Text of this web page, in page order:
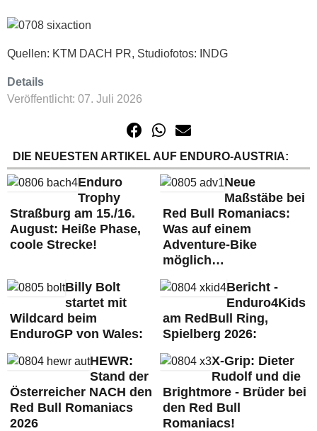
Quellen: KTM DACH PR, Studiofotos: INDG
Details
Veröffentlicht: 07. Juli 2026
DIE NEUESTEN ARTIKEL AUF ENDURO-AUSTRIA:
Enduro
Trophy
Straßburg am 15./16.
August: Heiße Phase,
coole Strecke!
Neue
Maßstäbe bei
Red Bull Romaniacs:
Was auf einem
Adventure-Bike
möglich…
Billy Bolt
startet mit
Wildcard beim
EnduroGP von Wales:
Bericht -
Enduro4Kids
am RedBull Ring,
Spielberg 2026:
HEWR:
Stand der
Österreicher NACH den
Red Bull Romaniacs
2026
X-Grip: Dieter
Rudolf und die
Brightmore - Brüder bei
den Red Bull
Romaniacs!